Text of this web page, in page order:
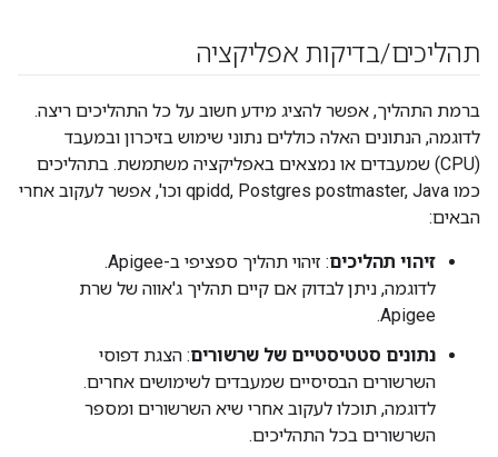
תהליכים/בדיקות אפליקציה
ברמת התהליך, אפשר להציג מידע חשוב על כל התהליכים ריצה.
לדוגמה, הנתונים האלה כוללים נתוני שימוש בזיכרון ובמעבד
(CPU) שמעבדים או נמצאים באפליקציה משתמשת. בתהליכים
כמו qpidd, Postgres postmaster, Java וכו', אפשר לעקוב אחרי
הבאים:
זיהוי תהליכים
: זיהוי תהליך ספציפי ב-Apigee.
לדוגמה, ניתן לבדוק אם קיים תהליך ג'אווה של שרת
Apigee.
נתונים סטטיסטיים של שרשורים: הצגת דפוסי
השרשורים הבסיסיים שמעבדים לשימושים אחרים.
לדוגמה, תוכלו לעקוב אחרי שיא השרשורים ומספר
השרשורים בכל התהליכים.